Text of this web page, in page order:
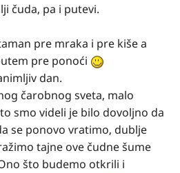
čuda, pa i putevi.
pre mraka i pre kiše a
pre ponoći
dan.
čarobnog sveta, malo
smo videli je bilo dovoljno da
se ponovo vratimo, dublje
tajne ove čudne šume
što budemo otkrili i